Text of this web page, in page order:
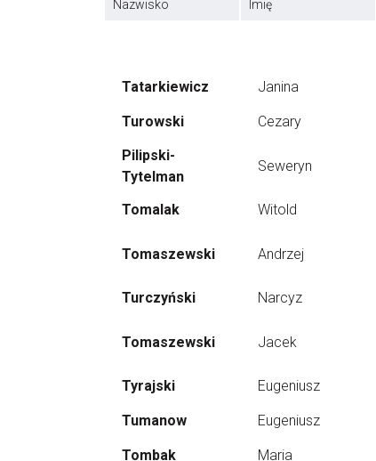
Nazwisko Imię
Tatarkiewicz Janina
Turowski Cezary
Pilipski-
Tytelman
Seweryn
Tomalak Witold
Tomaszewski Andrzej
Turczyński Narcyz
Tomaszewski Jacek
Tyrajski Eugeniusz
Tumanow Eugeniusz
Tombak Maria